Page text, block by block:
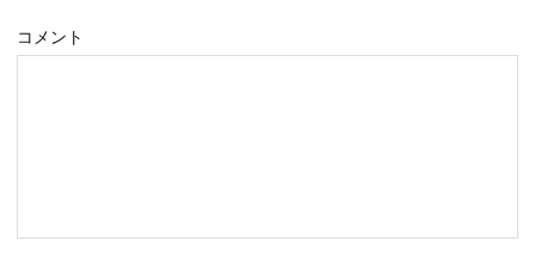
コメント